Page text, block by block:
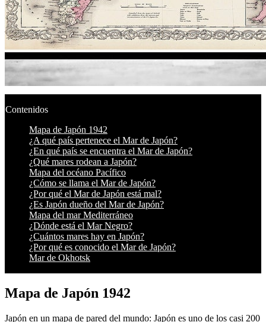
Contenidos
Mapa de Japón 1942
¿A qué país pertenece el Mar de Japón?
¿En qué país se encuentra el Mar de Japón?
¿Qué mares rodean a Japón?
Mapa del océano Pacífico
¿Cómo se llama el Mar de Japón?
¿Por qué el Mar de Japón está mal?
¿Es Japón dueño del Mar de Japón?
Mapa del mar Mediterráneo
¿Dónde está el Mar Negro?
¿Cuántos mares hay en Japón?
¿Por qué es conocido el Mar de Japón?
Mar de Okhotsk
Mapa de Japón 1942
Japón en un mapa de pared del mundo: Japón es uno de los casi 200